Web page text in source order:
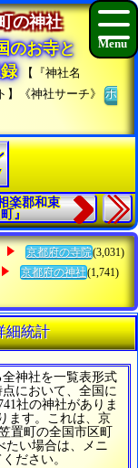
の神社
のお寺と
録
【『神社名
】《神社サーチ》ホ
楽郡和束
町』
京都府の寺院(3,031)
京都府の神社(1,741)
細統計
神社を一覧表形式
において、全国に
社の神社がありま
ます。これは、京
置町の全国市区町
たい場合は、メニ
ださい。